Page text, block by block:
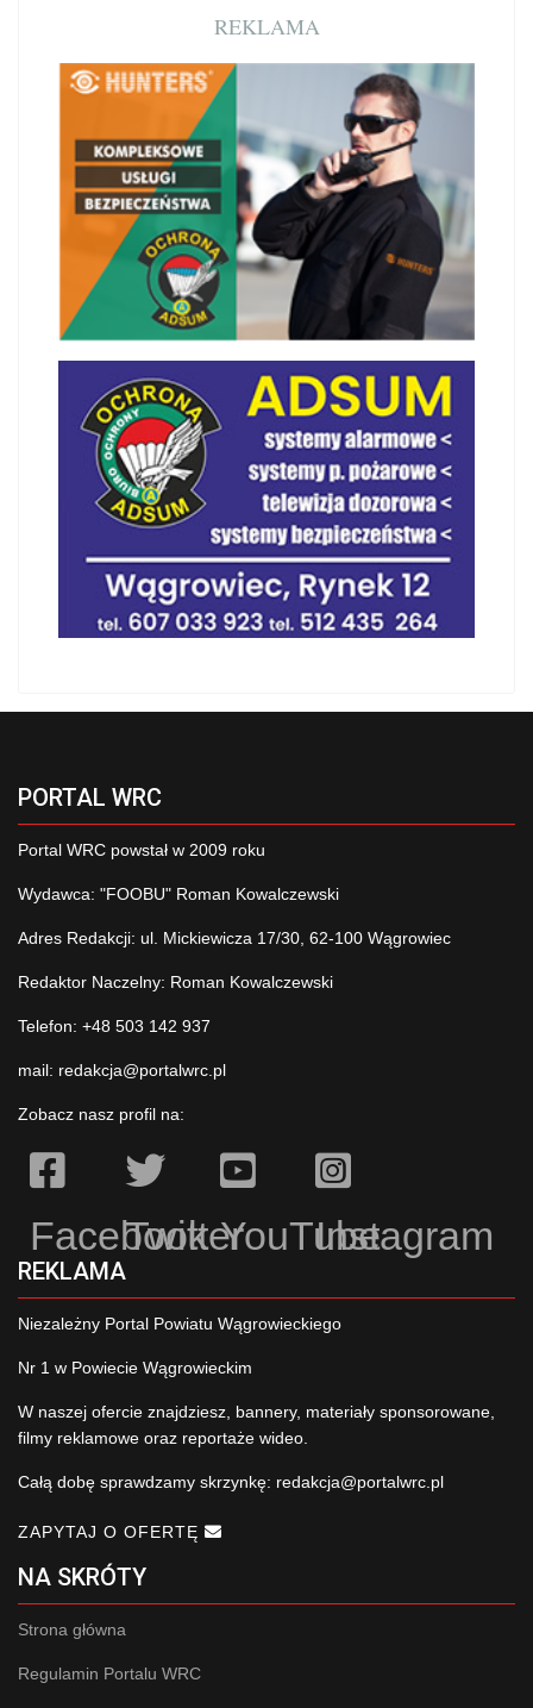
REKLAMA
PORTAL WRC
Portal WRC powstał w 2009 roku
Wydawca: "FOOBU" Roman Kowalczewski
Adres Redakcji: ul. Mickiewicza 17/30, 62-100 Wągrowiec
Redaktor Naczelny: Roman Kowalczewski
Telefon: +48 503 142 937
mail: redakcja@portalwrc.pl
Zobacz nasz profil na:
Facebook
TwitterYouTubeInstagram
REKLAMA
Niezależny Portal Powiatu Wągrowieckiego
Nr 1 w Powiecie Wągrowieckim
W naszej ofercie znajdziesz, bannery, materiały sponsorowane,
filmy reklamowe oraz reportaże wideo.
Całą dobę sprawdzamy skrzynkę: redakcja@portalwrc.pl
ZAPYTAJ O OFERTĘ
NA SKRÓTY
Strona główna
Regulamin Portalu WRC